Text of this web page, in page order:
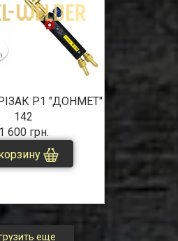
P1 "ДОНМЕТ"
142
1 600 грн.
еще